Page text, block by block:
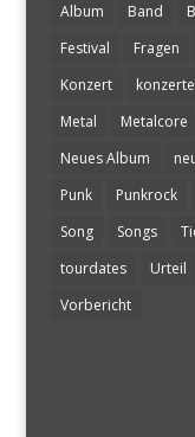
Album Band
Festival
Fragen
Konzert
konzerte
Metal
Metalcore
Neues Album
Punk
Punkrock
Song
Songs
tourdates
Urteil
Vorbericht